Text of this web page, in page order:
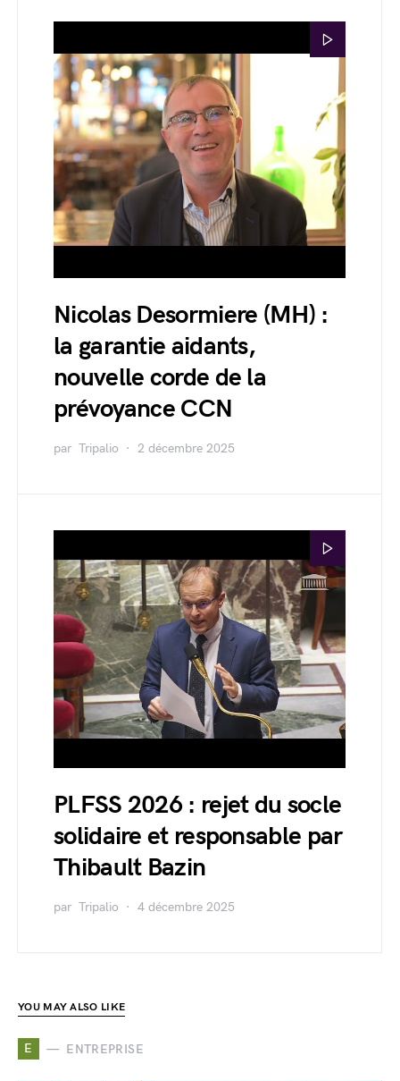
Nicolas Desormiere (MH) :
la garantie aidants,
nouvelle corde de la
prévoyance CCN
par Tripalio 2 décembre 2025
PLFSS 2026 : rejet du socle
solidaire et responsable par
Thibault Bazin
par Tripalio 4 décembre 2025
YOU MAY ALSO LIKE
E ENTREPRISE